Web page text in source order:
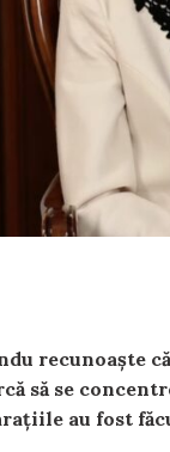
recunoaște
să se
au fost